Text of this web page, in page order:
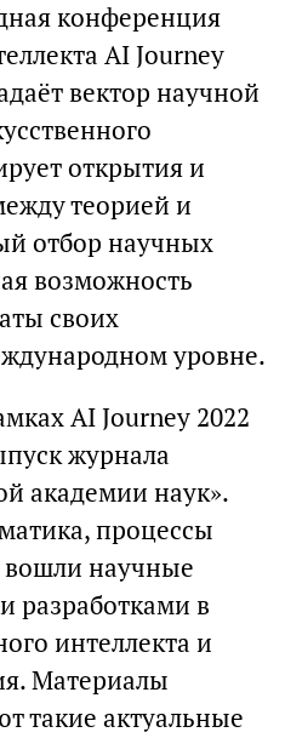
конференция
AI Journey
вектор научной
открытия и
теорией и
отбор научных
возможность
своих
уровне.
AI Journey 2022
журнала
академии наук».
процессы
вошли научные
разработками в
интеллекта и
Материалы
такие актуальные